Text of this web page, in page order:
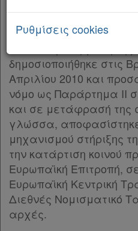
παρ.8
παρ.10
παρ.11
παρ.12
παρ.13
παρ.14
παρ.15
παρ.16
Παρ.17
Παρ.18
Παρ.19
. Με τη Δήλωση για τη
από τα κράτη-μέλη
δημοσιοποιήθηκε στις
Απριλίου 2010 και
νόμο ως Παράρτημα II
και σε μετάφρασή της
γλώσσα,
μηχανισμού στήριξης
την κατάρτιση κοινού
Ευρωπαϊκή Επιτροπή,
Ευρωπαϊκή Κεντρική
Διεθνές Νομισματικό
αρχές.
Ρυθμίσεις cookies